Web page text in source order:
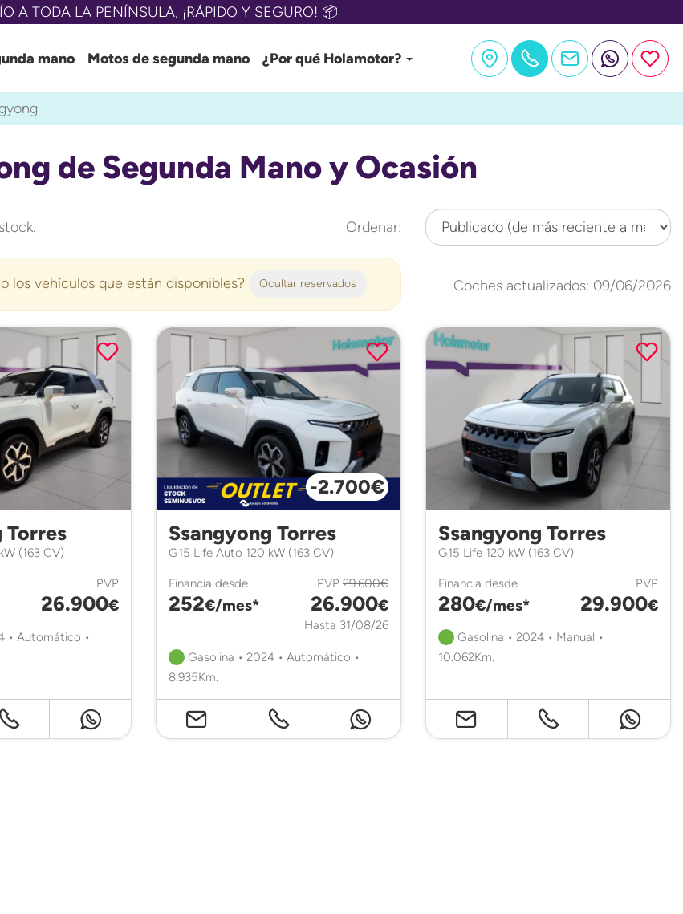
A TODA LA PENÍNSULA, ¡RÁPIDO Y SEGURO! 📦
mano Motos de segunda mano ¿Por qué Holamotor?
de Segunda Mano y Ocasión
Ordenar:
los vehículos que están disponibles? Ocultar reservados Coches actualizados: 09/06/2026
Torres
(163 CV)
PVP
26.900€
• Automático •
-2.700€
Ssangyong Torres
G15 Life Auto 120 kW (163 CV)
Financia desde
252€/mes*
PVP 29.600€
26.900€
Hasta 31/08/26
Gasolina • 2024 • Automático •
8.935Km.
Ssangyong Torres
G15 Life 120 kW (163 CV)
Financia desde
280€/mes*
PVP
29.900€
Gasolina • 2024 • Manual •
10.062Km.